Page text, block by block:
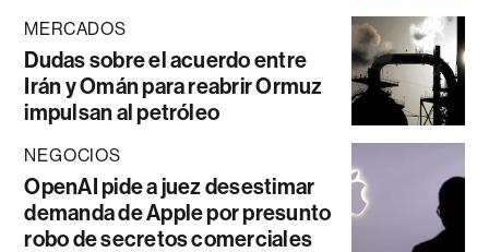
MERCADOS
Dudas sobre el acuerdo entre
Irán y Omán para reabrir Ormuz
impulsan al petróleo
NEGOCIOS
OpenAI pide a juez desestimar
demanda de Apple por presunto
robo de secretos comerciales